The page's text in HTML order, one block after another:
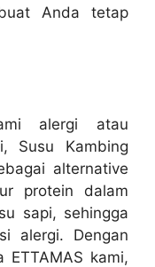
Anda tetap
alergi atau
Susu Kambing
alternative
protein dalam
sapi, sehingga
alergi. Dengan
ETTAMAS kami,